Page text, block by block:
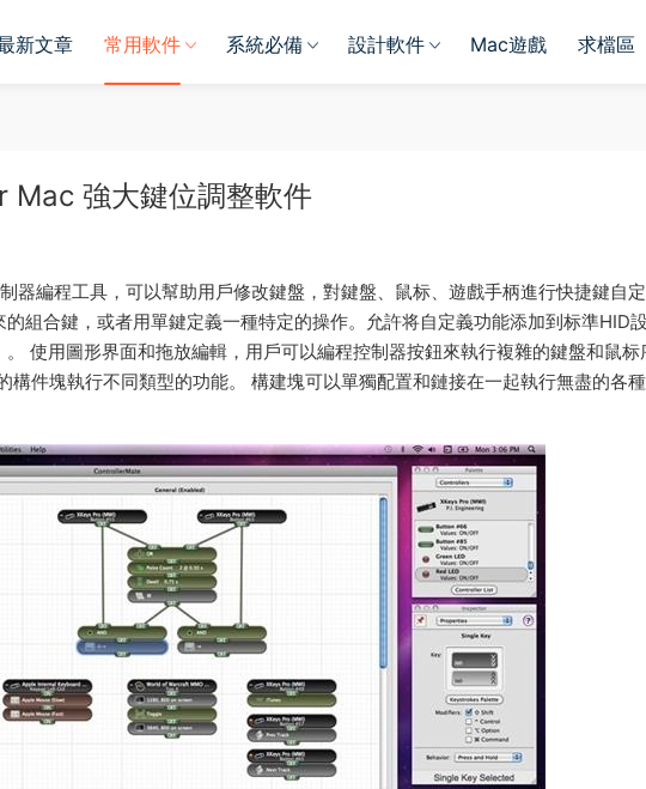
新文章 常用軟件 系統必備 設計軟件 Mac遊戲 求檔區
Mac 強大鍵位調整軟件
器編程工具，可以幫助用戶修改鍵盤，對鍵盤、鼠标、遊戲手柄進行快捷鍵自
組合鍵，或者用單鍵定義一種特定的操作。允許将自定義功能添加到标準HID
。 使用圖形界面和拖放編輯，用戶可以編程控制器按鈕來執行複雜的鍵盤和鼠标
構件塊執行不同類型的功能。 構建塊可以單獨配置和鏈接在一起執行無盡的各